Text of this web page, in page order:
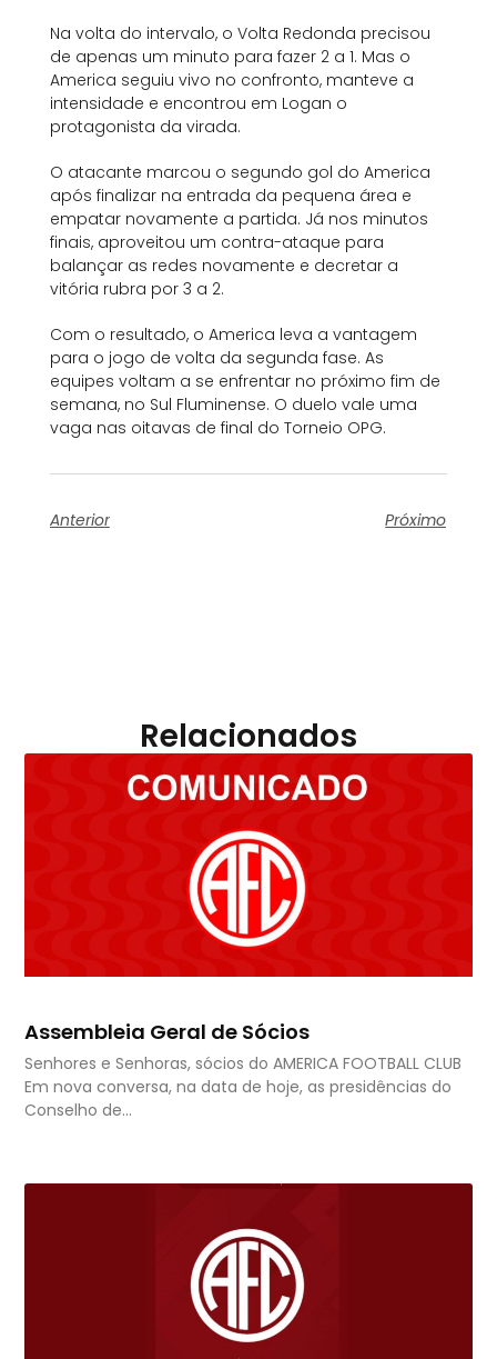
Na volta do intervalo, o Volta Redonda precisou
de apenas um minuto para fazer 2 a 1. Mas o
America seguiu vivo no confronto, manteve a
intensidade e encontrou em Logan o
protagonista da virada.
O atacante marcou o segundo gol do America
após finalizar na entrada da pequena área e
empatar novamente a partida. Já nos minutos
finais, aproveitou um contra-ataque para
balançar as redes novamente e decretar a
vitória rubra por 3 a 2.
Com o resultado, o America leva a vantagem
para o jogo de volta da segunda fase. As
equipes voltam a se enfrentar no próximo fim de
semana, no Sul Fluminense. O duelo vale uma
vaga nas oitavas de final do Torneio OPG.
Anterior Próximo
Relacionados
Assembleia Geral de Sócios
Senhores e Senhoras, sócios do AMERICA FOOTBALL CLUB
Em nova conversa, na data de hoje, as presidências do
Conselho de…